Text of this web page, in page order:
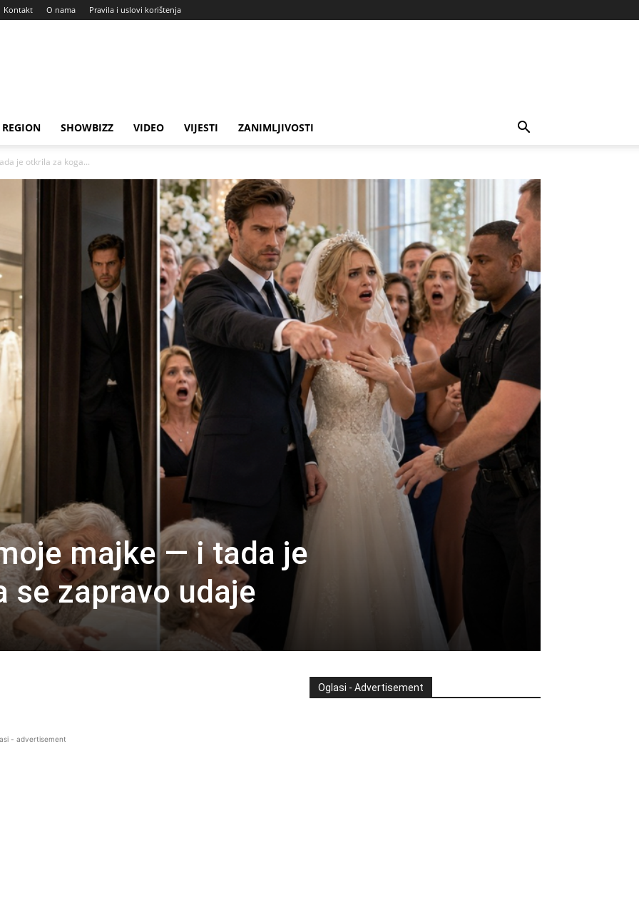
Kontakt O nama Pravila i uslovi korištenja
REGION SHOWBIZZ VIDEO VIJESTI ZANIMLJIVOSTI
je otkrila za koga...
majke — i tada je
se zapravo udaje
- advertisement
Oglasi - Advertisement